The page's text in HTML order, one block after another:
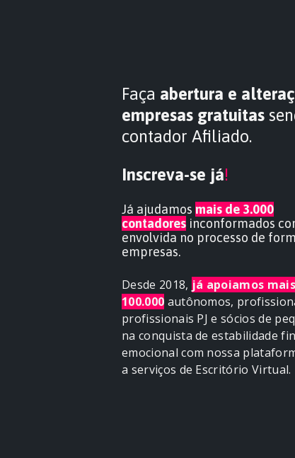
Faça abertura e
empresas gratuitas
contador Afiliado.
Inscreva-se já!
Já ajudamos mais de 3.000
contadores inconformados
envolvida no processo de
empresas.
Desde 2018, já apoiamos
100.000 autônomos,
profissionais PJ e sócios de
na conquista de estabilidade
emocional com nossa
a serviços de Escritório Virtual.